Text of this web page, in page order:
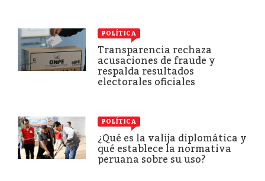
POLÍTICA
Transparencia rechaza
acusaciones de fraude y
respalda resultados
electorales oficiales
POLÍTICA
¿Qué es la valija diplomática y
qué establece la normativa
peruana sobre su uso?